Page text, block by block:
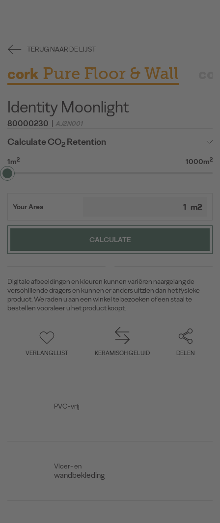
TERUG NAAR DE LIJST
cork Pure Floor & Wall
Identity Moonlight
80000230 AJ2N001
Calculate CO2 Retention
1m2 1000m2
Your Area
CALCULATE
Digitale afbeeldingen en kleuren kunnen variëren naargelang de
verschillende dragers en kunnen er anders uitzien dan het fysieke
product. We raden u aan een winkel te bezoeken of een staal te
bestellen vooraleer u het product koopt.
VERLANGLIJST KERAMISCH GELUID DELEN
PVC-vrij
Vloer- en
wandbekleding